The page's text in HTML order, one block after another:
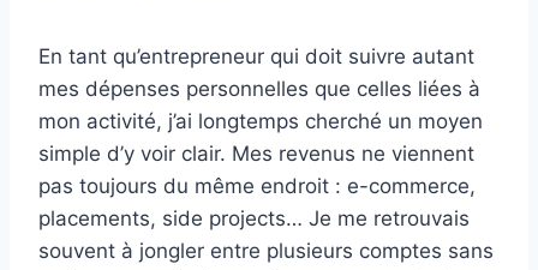
En tant qu’entrepreneur qui doit suivre autant
mes dépenses personnelles que celles liées à
mon activité, j’ai longtemps cherché un moyen
simple d’y voir clair. Mes revenus ne viennent
pas toujours du même endroit : e-commerce,
placements, side projects… Je me retrouvais
souvent à jongler entre plusieurs comptes sans